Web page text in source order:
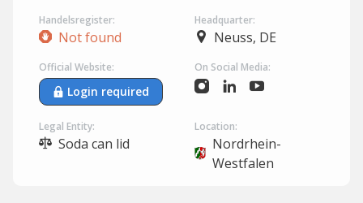
Handelsregister:
Not found
Headquarter:
Neuss, DE
Official Website:
Login required
On Social Media:
Legal Entity:
Soda can lid
Location:
Nordrhein-
Westfalen